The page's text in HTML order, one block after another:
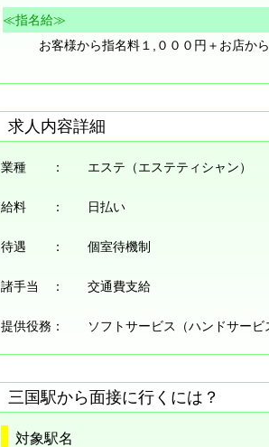
≪指名給≫
お客様から指名料１,０００円＋お店か
求人内容詳細
業種 ： エステ（エステティシャン）
給料 ： 日払い
待遇 ： 個室待機制
諸手当 ： 交通費支給
提供役務： ソフトサービス（ハンドサービ
三国駅から面接に行くには？
対象駅名